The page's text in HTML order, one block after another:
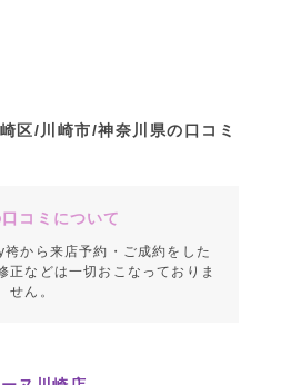
区/川崎市/神奈川県の口コミ
コミについて
から来店予約・ご成約をした
正などは一切おこなっておりま
せん。